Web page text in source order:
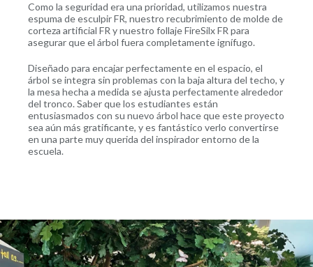
Como la seguridad era una prioridad, utilizamos nuestra
espuma de esculpir FR, nuestro recubrimiento de molde de
corteza artificial FR y nuestro follaje FireSilx FR para
asegurar que el árbol fuera completamente ignífugo.
Diseñado para encajar perfectamente en el espacio, el
árbol se integra sin problemas con la baja altura del techo, y
la mesa hecha a medida se ajusta perfectamente alrededor
del tronco. Saber que los estudiantes están
entusiasmados con su nuevo árbol hace que este proyecto
sea aún más gratificante, y es fantástico verlo convertirse
en una parte muy querida del inspirador entorno de la
escuela.